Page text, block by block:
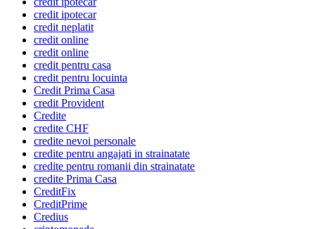
credit ipotecar
credit neplatit
credit online
credit online
credit pentru casa
credit pentru locuinta
Credit Prima Casa
credit Provident
Credite
credite CHF
credite nevoi personale
credite pentru angajati in strainatate
credite pentru romanii din strainatate
credite Prima Casa
CreditFix
CreditPrime
Credius